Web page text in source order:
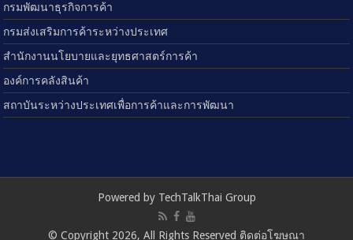
กรมพัฒนาธุรกิจการค้า
กรมส่งเสริมการค้าระหว่างประเทศ
สำนักงานนโยบายและยุทธศาสตร์การค้า
องค์การคลังสินค้า
สถาบันระหว่างประเทศเพื่อการค้าและการพัฒนา
Powered by TechTalkThai Group
© Copyright 2026, All Rights Reserved ติดต่อโฆษณา